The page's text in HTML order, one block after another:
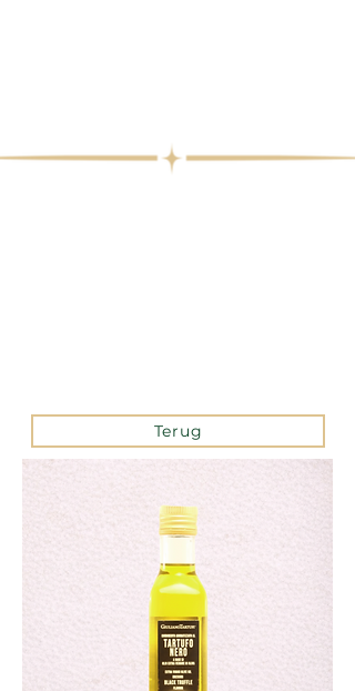
Terug